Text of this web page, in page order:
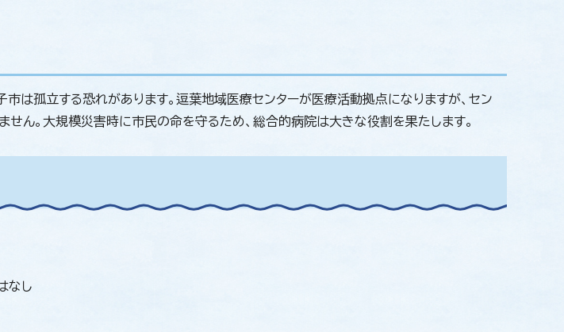
市は孤立する恐れがあります。逗葉地域医療センターが医療活動拠点になりますが、セン
せん。大規模災害時に市民の命を守るため、総合的病院は大きな役割を果たします。
なし